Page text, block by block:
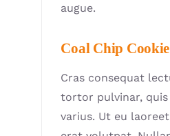
augue.
Coal Chip Cookie
Cras consequat
tortor pulvinar, quis
varius. Ut eu